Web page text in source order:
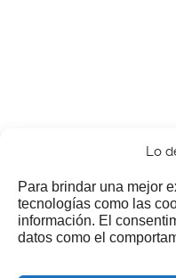
Lo
Para brindar una mejor
tecnologías como las
información. El
datos como el
¿Nos invitas a un